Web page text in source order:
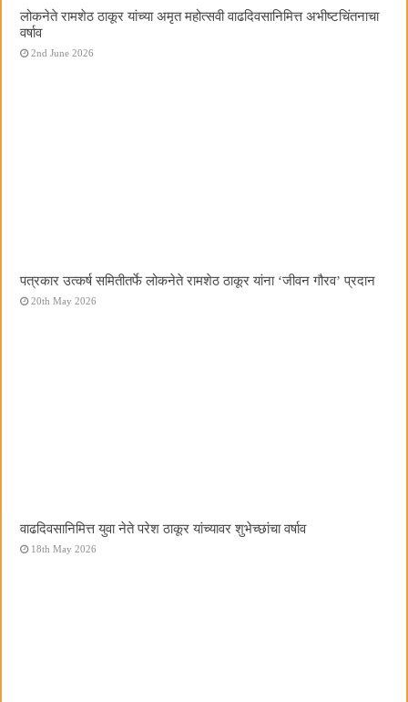
लोकनेते रामशेठ ठाकूर यांच्या अमृत महोत्सवी वाढदिवसानिमित्त अभीष्टचिंतनाचा
वर्षाव
2nd June 2026
पत्रकार उत्कर्ष समितीतर्फे लोकनेते रामशेठ ठाकूर यांना ‌‘जीवन गौरव‌’ प्रदान
20th May 2026
वाढदिवसानिमित्त युवा नेते परेश ठाकूर यांच्यावर शुभेच्छांचा वर्षाव
18th May 2026